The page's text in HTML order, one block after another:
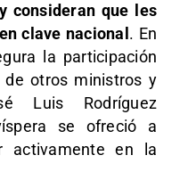
consideran que les
clave nacional . En
la participación
de otros ministros y
Luis Rodríguez
se ofreció a
activamente en la